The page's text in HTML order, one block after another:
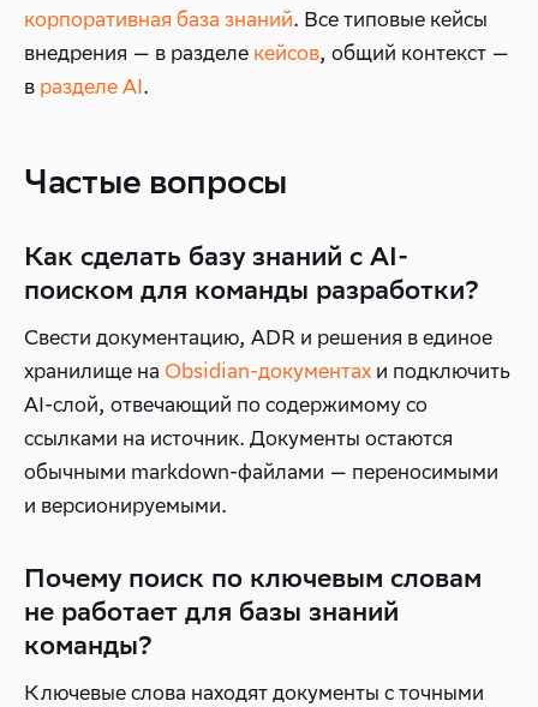
корпоративная база знаний. Все типовые кейсы
внедрения — в разделе кейсов, общий контекст —
в разделе AI.
Частые вопросы
Как сделать базу знаний с AI-
поиском для команды разработки?
Свести документацию, ADR и решения в единое
хранилище на Obsidian-документах и подключить
AI-слой, отвечающий по содержимому со
ссылками на источник. Документы остаются
обычными markdown-файлами — переносимыми
и версионируемыми.
Почему поиск по ключевым словам
не работает для базы знаний
команды?
Ключевые слова находят документы с точными